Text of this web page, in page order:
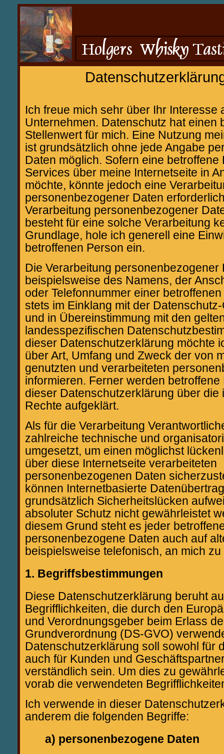
Ich freue mich sehr über Ihr Interesse
Unternehmen. Datenschutz hat einen
Stellenwert für mich. Eine Nutzung
ist grundsätzlich ohne jede Angabe
Daten möglich. Sofern eine
Services über meine Internetseite in
möchte, könnte jedoch eine
personenbezogener Daten
Verarbeitung personenbezogener
besteht für eine solche Verarbeitung
Grundlage, hole ich generell eine
betroffenen Person ein.
Die Verarbeitung personenbezogener
beispielsweise des Namens, der
oder Telefonnummer einer
stets im Einklang mit der
und in Übereinstimmung mit den
landesspezifischen
dieser Datenschutzerklärung möchte
über Art, Umfang und Zweck der von
genutzten und verarbeiteten
informieren. Ferner werden
dieser Datenschutzerklärung über die
Rechte aufgeklärt.
Als für die Verarbeitung
zahlreiche technische und
umgesetzt, um einen möglichst
über diese Internetseite verarbeiteten
personenbezogenen Daten
können Internetbasierte
grundsätzlich Sicherheitslücken
absoluter Schutz nicht gewährleistet
diesem Grund steht es jeder
personenbezogene Daten auch auf
beispielsweise telefonisch, an mich
1. Begriffsbestimmungen
Diese Datenschutzerklärung beruht
Begrifflichkeiten, die durch den
und Verordnungsgeber beim Erlass
Grundverordnung (DS-GVO)
Datenschutzerklärung soll sowohl für
auch für Kunden und
verständlich sein. Um dies zu
vorab die verwendeten
Ich verwende in dieser
anderem die folgenden Begriffe:
a) personenbezogene Daten